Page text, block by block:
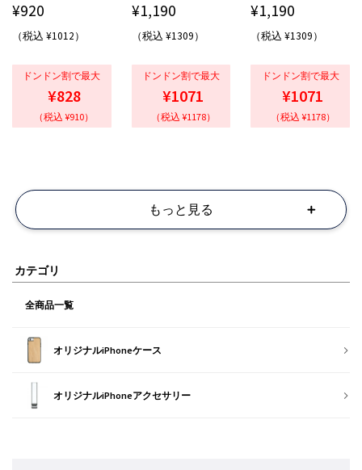
¥920
（税込 ¥1012）
ドンドン割で最大
¥828
（税込 ¥910）
¥1,190
（税込 ¥1309）
ドンドン割で最大
¥1071
（税込 ¥1178）
¥1,190
（税込 ¥1309）
ドンドン割で最大
¥1071
（税込 ¥1178）
もっと見る
カテゴリ
全商品一覧
オリジナルiPhoneケース
オリジナルiPhoneアクセサリー